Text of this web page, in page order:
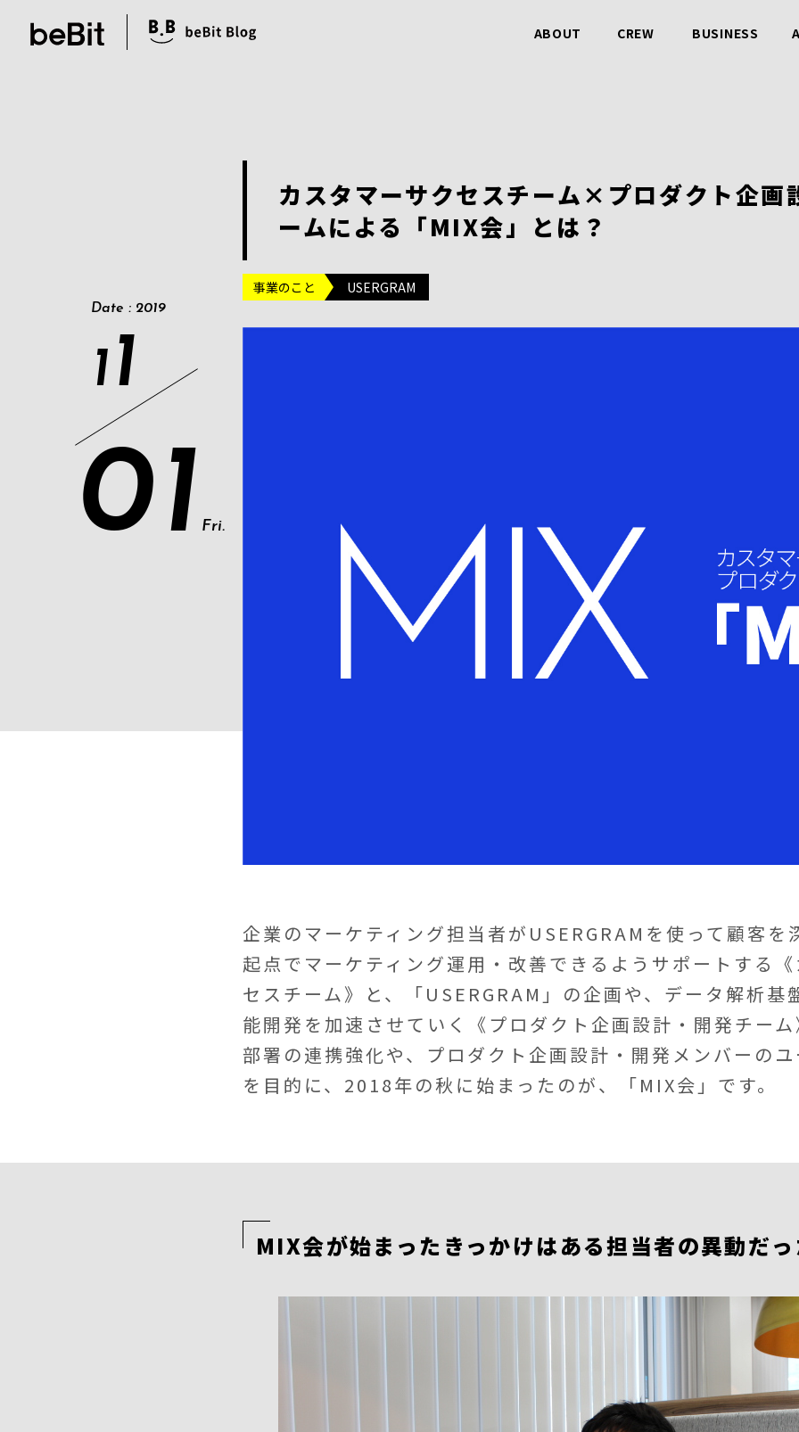
ABOUT CREW BUSINESS
Date : 2019
11
01 Fri.
カスタマーサクセスチーム×プロダクト企画
ームによる「MIX会」とは？
事業のこと USERGRAM
企業のマーケティング担当者がUSERGRAMを使って顧客を
起点でマーケティング運用・改善できるようサポートする
セスチーム》と、「USERGRAM」の企画や、データ解析基
能開発を加速させていく《プロダクト企画設計・開発チー
部署の連携強化や、プロダクト企画設計・開発メンバーの
を目的に、2018年の秋に始まったのが、「MIX会」です。
MIX会が始まったきっかけはある担当者の異動だ